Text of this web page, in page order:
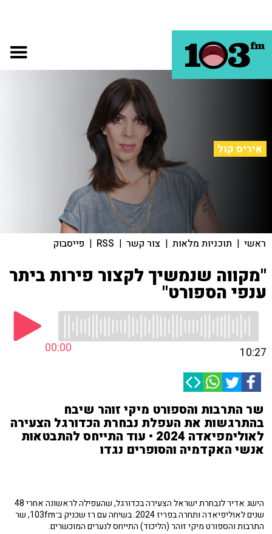
איריס קול
ראשי | תוכניות מלאות | צור קשר |
RSS
| פייסבוק
"מקווה שנמשיך לקצור פירות ביתר
ענפי הספורט"
00:00 10:27
שר התרבות והספורט מיקי זוהר שיבח
בהתרגשות את העפלת נבחרת הכדורגל הצעירה
לאולימפיאדה 2024 • עוד התייחס להתבטאות
אנשי האקדמיה והסופרים נגדו
הישג אדיר לנבחרת ישראל הצעירה בכדורגל, שהעפילה לראשונה אחרי 48
שנים לאוליפיאדה ותחרה בפריז 2024. בשיחה עם רז שכניק ב־103fm, שר
התרבות והספורט מיקי זוהר (הליכוד) התייחס לנערים המוכשרים.